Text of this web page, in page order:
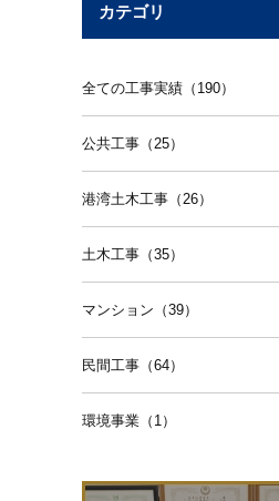
カテゴリ
全ての工事実績（190）
公共工事（25）
港湾土木工事（26）
土木工事（35）
マンション（39）
民間工事（64）
環境事業（1）